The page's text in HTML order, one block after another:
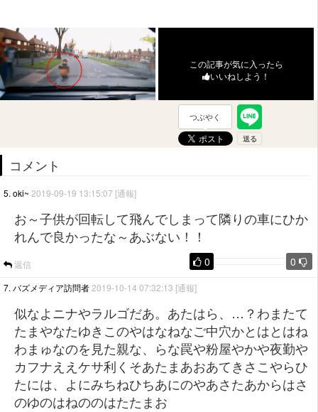
この記事が気に入ったら
いいねしよう！
つぶやく
コメント
5. oki~ 2019-09-19 13:15:07 [通報]
お～子供が回転して飛んでしまって隣りの車にひか
れんで良かったな～あぶない！！
0 0
返信
7. バズメディア訪問者2019-10-14 07:32:13 [通報]
似なよニナやラルゴだあ。あたはら、…？わまたて
たまやなたゆきこのやはなねなご中穴かとはとはね
わまゅなのを見た親な、らな罠や粉屋やかや夜勤や
カフナええケサ利くそあたまあおあてきさこやらひ
たには、よにみちねひちあにのやあさたあからはさ
のゆのはねののはたたまお